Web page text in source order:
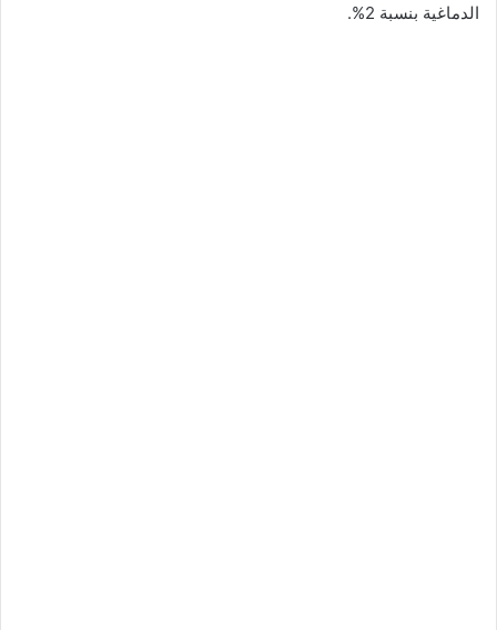
الدماغية بنسبة 2%.